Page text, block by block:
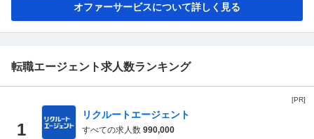
オファーサービスについて詳しく見る
転職エージェント求人数ランキング
[PR]
1
リクルートエージェント
すべての求人数 990,000